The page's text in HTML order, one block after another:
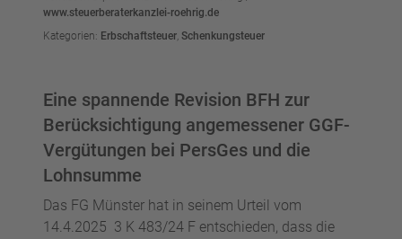
www.steuerberaterkanzlei-roehrig.de
Kategorien: Erbschaftsteuer, Schenkungsteuer
Eine spannende Revision BFH zur
Berücksichtigung angemessener GGF-
Vergütungen bei PersGes und die
Lohnsumme
Das FG Münster hat in seinem Urteil vom
14.4.2025 3 K 483/24 F entschieden, dass die